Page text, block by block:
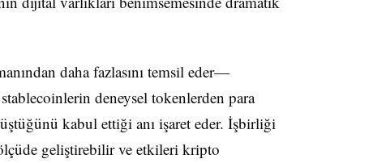
daha fazlasını temsil eder—
deneysel tokenlerden para
kabul ettiği anı işaret eder. İşbirliği
geliştirebilir ve etkileri kripto